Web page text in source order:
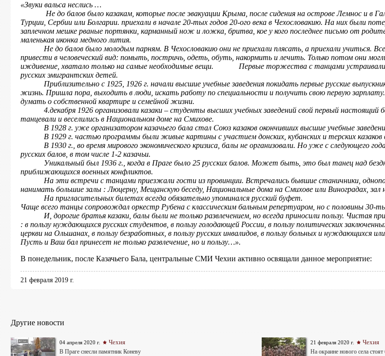
«Звуки вальса неслись …
Не до балов было казакам, которые после эвакуации Крыма, после сидения на острове Лемнос и в
Турции, Сербии или Болгарии. приехали в начале 20-тых годов 20-ого века в Чехословакию. На них были
заплечном мешке рваные портянки, карманный нож и ложка, бритва, кое у кого последнее письмо от
маленькая иконка медного лития.
Не до балов было молодым парням. В Чехословакию они не приехали плясать, а приехали учиться.
привести в человеческий вид: помыть, постричь, одеть, обуть, накормить и лечить. Только потом они
иждивение, хватало только на самые необходимые вещи. Первые торжества с танцами устраивали
русских эмигрантских детей.
Приблизительно с 1925, 1926 г. начали высшие учебные заведения покидать первые русские
жизнь. Пришла пора, выходить в люди, искать работу по специальности и получить свою первую
думать о собственной квартире и семейной жизни.
4.декабря 1926 организовали казаки – студенты высших учебных заведений свой первый настоящий
танцевали и веселились в Национальном доме на Смихове.
В 1928 г. уже организатором казачьего бала стал Союз казаков окончивших высшие учебные
В 1929 г. частью программы были живые картины с участием донских, кубанских и терских казаков
В 1930 г., во время мирового экономического кризиса, балы не организовали. Но уже с следующего
русских балов, в том числе 1-2 казачьи.
Уникальный был 1936 г., когда в Праге было 25 русских балов. Может быть, это был танец над
приближающихся военных конфликтов.
На эти встречи с танцами приезжали гости из провинции. Встречались бывшие станичники,
нанимать большие залы : Люцерну, Мещанскую беседу, Национальные дома на Смихове или Виноградах,
На пригласительных билетах всегда обязательно упоминался русский буфет.
Чаще всего танцы сопровождал оркестр Рубена с классическим бальным репертуаром, но с половины 30-
И, дорогие братья казаки, балы были не только развлечением, но всегда приносили пользу. Чистая
: в пользу нуждающихся русских студентов, в пользу голодающей России, в пользу политических
церкви на Ольшанах, в пользу безработных, в пользу русских инвалидов, в пользу больных и нуждающихся
Пусть и Ваш бал принесет не только развлечение, но и пользу…».
В понедельник, после Казачьего Бала, центральные СМИ Чехии активно освящали данное мероприятие:
21 февраля 2019 г.
Другие новости
04 апреля 2020 г. Чехия
В Праге снесли памятник Коневу
21 февраля 2020 г. Чехия
На окраине нового села